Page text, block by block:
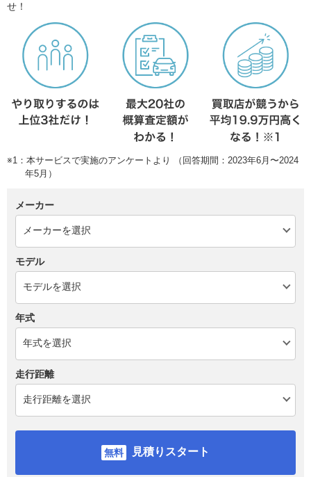
せ！
※1：本サービスで実施のアンケートより （回答期間：2023年6月〜2024
年5月）
メーカー
モデル
年式
走行距離
見積りスタート